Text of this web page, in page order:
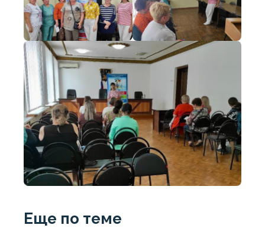
Еще по теме